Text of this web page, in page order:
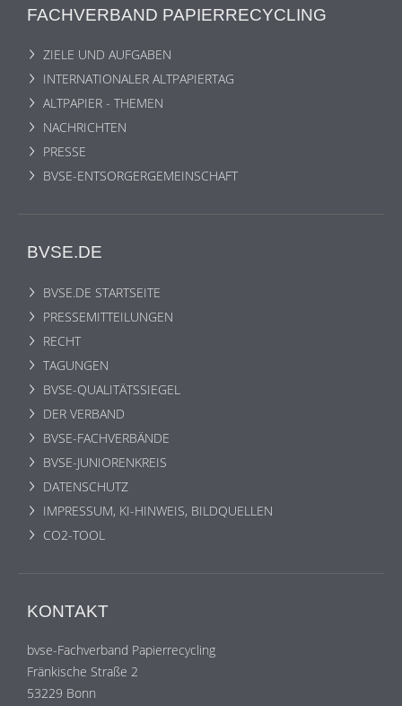
FACHVERBAND PAPIERRECYCLING
ZIELE UND AUFGABEN
INTERNATIONALER ALTPAPIERTAG
ALTPAPIER - THEMEN
NACHRICHTEN
PRESSE
BVSE-ENTSORGERGEMEINSCHAFT
BVSE.DE
BVSE.DE STARTSEITE
PRESSEMITTEILUNGEN
RECHT
TAGUNGEN
BVSE-QUALITÄTSSIEGEL
DER VERBAND
BVSE-FACHVERBÄNDE
BVSE-JUNIORENKREIS
DATENSCHUTZ
IMPRESSUM, KI-HINWEIS, BILDQUELLEN
CO2-TOOL
KONTAKT
bvse-Fachverband Papierrecycling
Fränkische Straße 2
53229 Bonn